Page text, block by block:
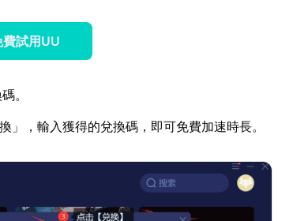
試用UU
。
，輸入獲得的兌換碼，即可免費加速時長。